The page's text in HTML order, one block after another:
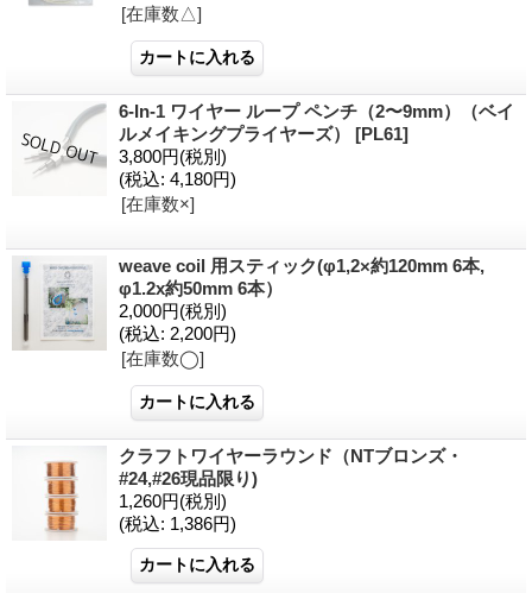
[在庫数△]
6-In-1 ワイヤー ループ ペンチ（2〜9mm）（ベイ
ルメイキングプライヤーズ） [PL61]
3,800円(税別)
(税込: 4,180円)
[在庫数×]
weave coil 用スティック(φ1,2×約120mm 6本,
φ1.2x約50mm 6本）
2,000円(税別)
(税込: 2,200円)
[在庫数◯]
クラフトワイヤーラウンド（NTブロンズ・
#24,#26現品限り)
1,260円(税別)
(税込: 1,386円)